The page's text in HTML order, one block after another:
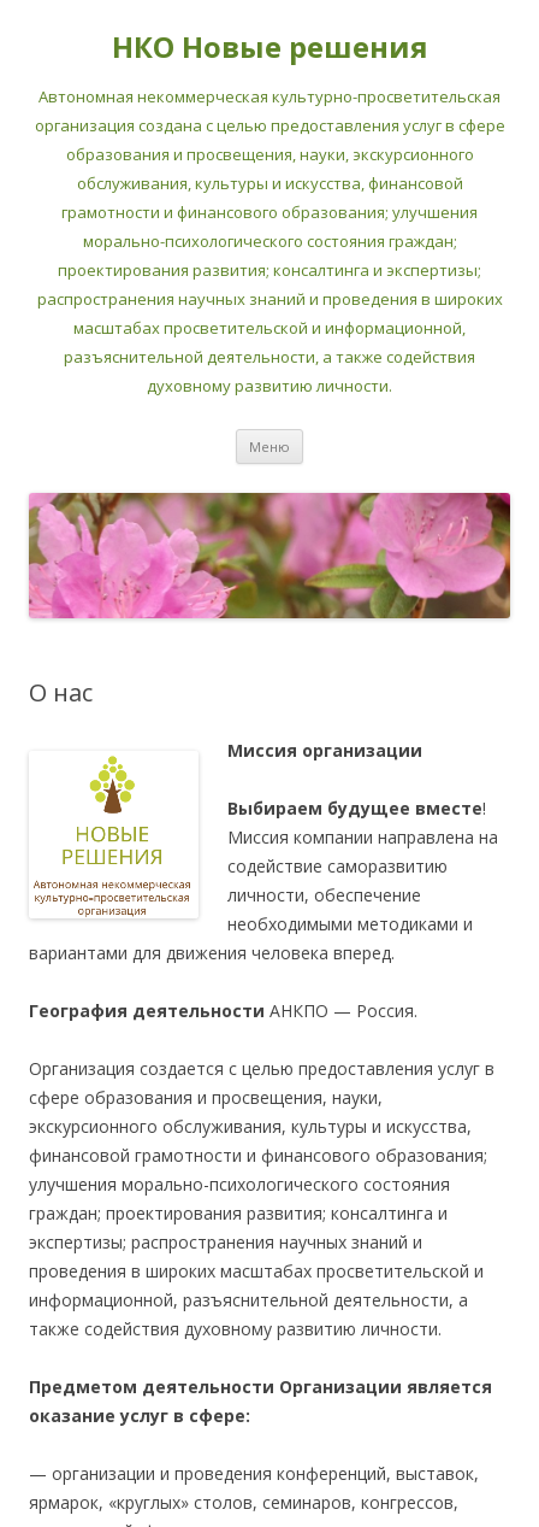
НКО Новые решения
Автономная некоммерческая культурно-просветительская
организация создана с целью предоставления услуг в сфере
образования и просвещения, науки, экскурсионного
обслуживания, культуры и искусства, финансовой
грамотности и финансового образования; улучшения
морально-психологического состояния граждан;
проектирования развития; консалтинга и экспертизы;
распространения научных знаний и проведения в широких
масштабах просветительской и информационной,
разъяснительной деятельности, а также содействия
духовному развитию личности.
Меню
О нас
Миссия организации
Выбираем будущее вместе!
Миссия компании направлена на
содействие саморазвитию
личности, обеспечение
необходимыми методиками и
вариантами для движения человека вперед.
География деятельности АНКПО — Россия.
Организация создается с целью предоставления услуг в
сфере образования и просвещения, науки,
экскурсионного обслуживания, культуры и искусства,
финансовой грамотности и финансового образования;
улучшения морально-психологического состояния
граждан; проектирования развития; консалтинга и
экспертизы; распространения научных знаний и
проведения в широких масштабах просветительской и
информационной, разъяснительной деятельности, а
также содействия духовному развитию личности.
Предметом деятельности Организации является
оказание услуг в сфере:
— организации и проведения конференций, выставок,
ярмарок, «круглых» столов, семинаров, конгрессов,